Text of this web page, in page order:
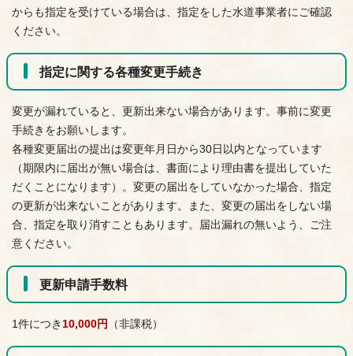
からも指定を受けている場合は、指定をした水道事業者にご確認
ください。
指定に関する各種変更手続き
変更が漏れていると、更新出来ない場合があります。事前に変更
手続きをお願いします。
各種変更届出の提出は変更年月日から30日以内となっています
（期限内に届出が無い場合は、書面により理由書を提出していた
だくことになります）。変更の届出をしていなかった場合、指定
の更新が出来ないことがあります。また、変更の届出をしない場
合、指定を取り消すこともあります。届出漏れの無いよう、ご注
意ください。
更新申請手数料
1件につき 10,000円 （非課税）